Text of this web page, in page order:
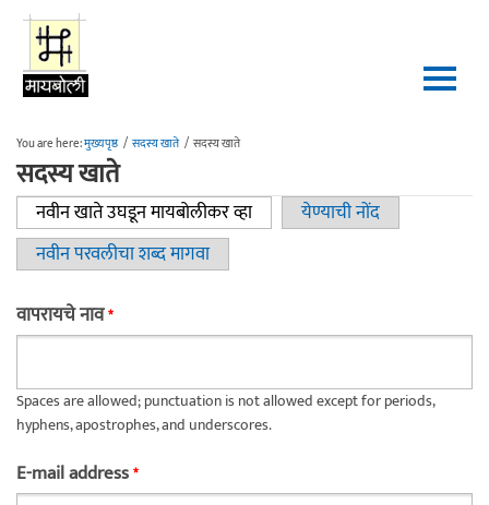
Skip to main content
You are here:मुख्यपृष्ठ / सदस्य खाते / सदस्य खाते
सदस्य खाते
Primary tabs
नवीन खाते उघडून मायबोलीकर व्हा(active tab)येण्याची नोंद
नवीन परवलीचा शब्द मागवा
वापरायचे नाव*
Spaces are allowed; punctuation is not allowed except for periods,
hyphens, apostrophes, and underscores.
E-mail address*